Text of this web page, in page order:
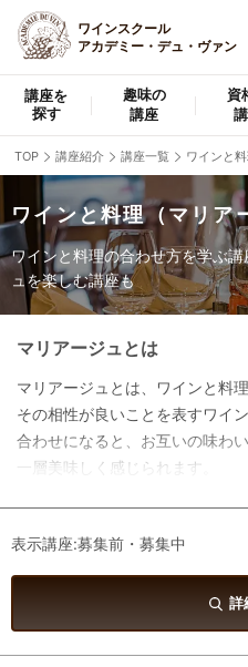
ワインスクール
アカデミー・デュ・ヴァン
講座を
探す
趣味の
講座
資
TOP 講座紹介 講座一覧
ワインと料理（マリア
ワインと料理の合わせ方を学ぶ
ュを楽しむ講座も
マリアージュとは
マリアージュとは、ワインと料
その相性が良いことを表すワイ
合わせになると、お互いの味わ
一層美味しく感じられます。
表示講座:募集前・募集中
詳